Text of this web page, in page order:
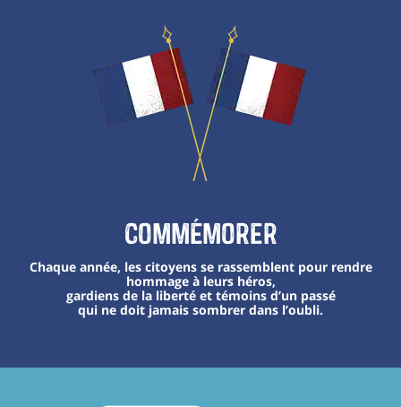
Commémorer
Chaque année, les citoyens se rassemblent pour rendre
hommage à leurs héros,
gardiens de la liberté et témoins d’un passé
qui ne doit jamais sombrer dans l’oubli.